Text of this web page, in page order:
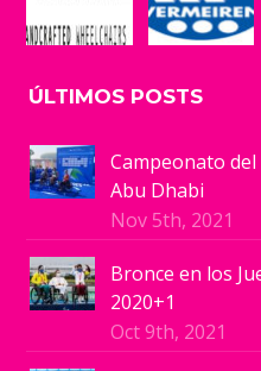
ÚLTIMOS POSTS
Campeonato
Abu Dhabi
Nov 5th, 2021
Bronce en los
2020+1
Oct 9th, 2021